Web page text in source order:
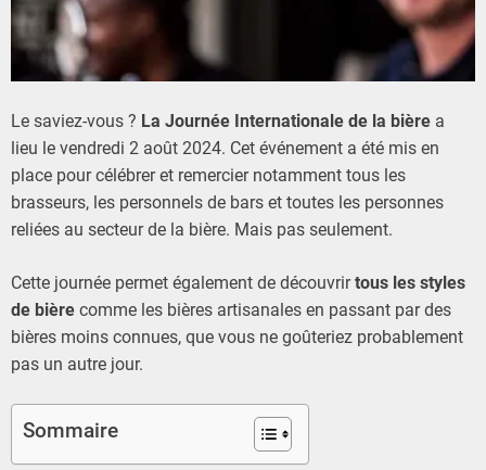
2
0
Le saviez-vous ? La Journée Internationale de la bière a
lieu le vendredi 2 août 2024. Cet événement a été mis en
place pour célébrer et remercier notamment tous les
brasseurs, les personnels de bars et toutes les personnes
reliées au secteur de la bière. Mais pas seulement.
Cette journée permet également de découvrirtous les styles
de bière comme les bières artisanales en passant par des
bières moins connues, que vous ne goûteriez probablement
pas un autre jour.
Sommaire